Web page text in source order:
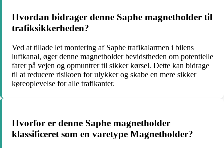
Hvordan bidrager denne Saphe magnetholder til
trafiksikkerheden?
Ved at tillade let montering af Saphe trafikalarmen i bilens
luftkanal, øger denne magnetholder bevidstheden om potentielle
farer på vejen og opmuntrer til sikker kørsel. Dette kan bidrage
til at reducere risikoen for ulykker og skabe en mere sikker
køreoplevelse for alle trafikanter.
Hvorfor er denne Saphe magnetholder
klassificeret som en varetype Magnetholder?